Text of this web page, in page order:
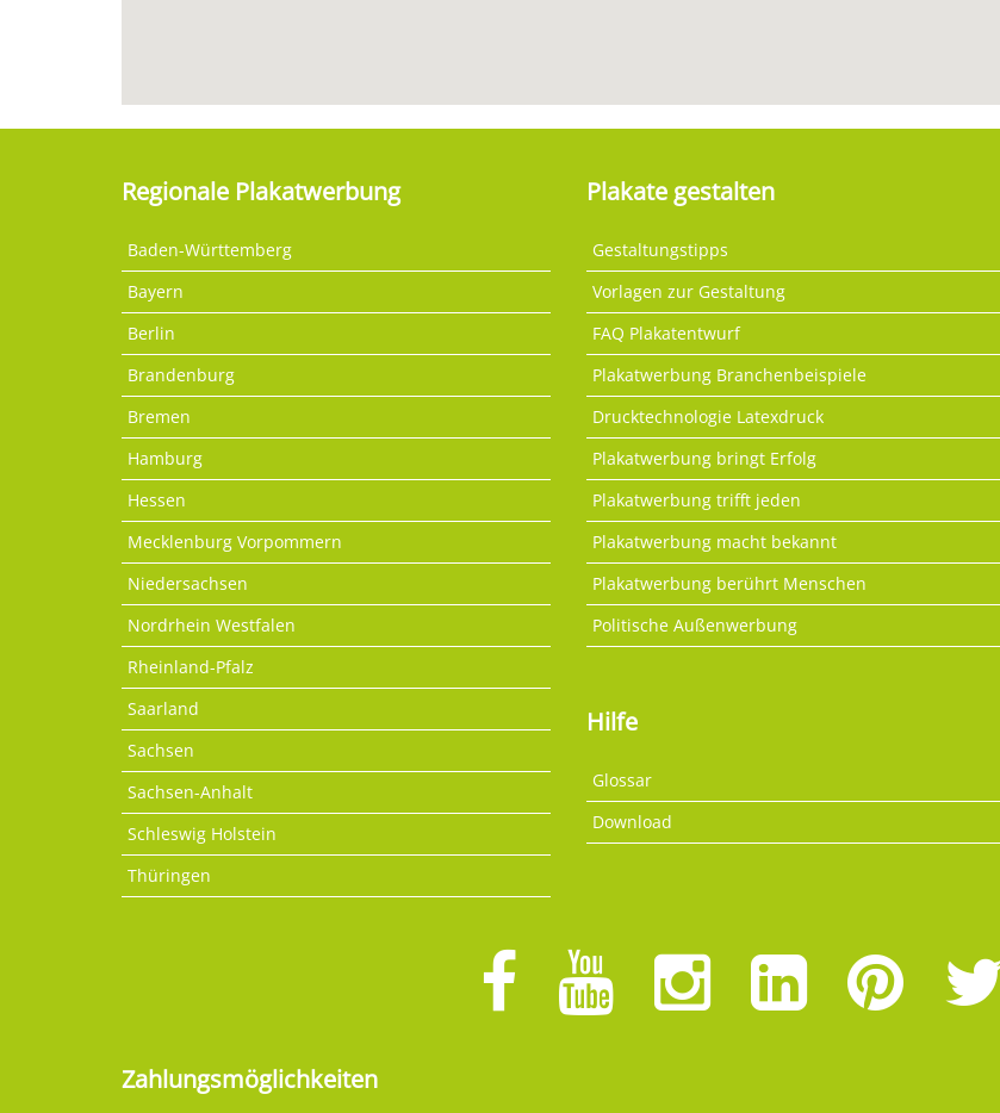
Regionale Plakatwerbung
Baden-Württemberg
Bayern
Berlin
Brandenburg
Bremen
Hamburg
Hessen
Mecklenburg Vorpommern
Niedersachsen
Nordrhein Westfalen
Rheinland-Pfalz
Saarland
Sachsen
Sachsen-Anhalt
Schleswig Holstein
Thüringen
Plakate gestalten
Gestaltungstipps
Vorlagen zur Gestaltung
FAQ Plakatentwurf
Plakatwerbung Branchenbeispiele
Drucktechnologie Latexdruck
Plakatwerbung bringt Erfolg
Plakatwerbung trifft jeden
Plakatwerbung macht bekannt
Plakatwerbung berührt Menschen
Politische Außenwerbung
Hilfe
Glossar
Download
Zahlungsmöglichkeiten